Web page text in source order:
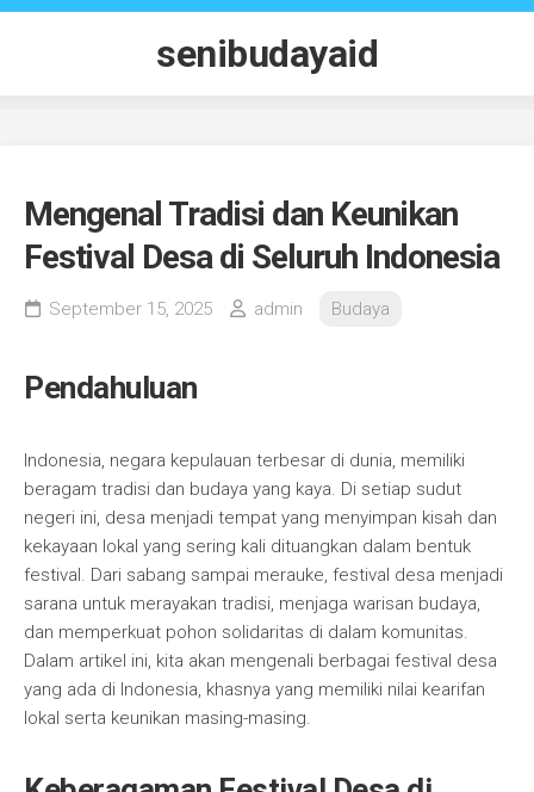
Skip
senibudayaid
Mengenal Tradisi dan Keunikan
Festival Desa di Seluruh Indonesia
September 15, 2025 admin Budaya
Pendahuluan
Indonesia, negara kepulauan terbesar di dunia, memiliki
beragam tradisi dan budaya yang kaya. Di setiap sudut
negeri ini, desa menjadi tempat yang menyimpan kisah dan
kekayaan lokal yang sering kali dituangkan dalam bentuk
festival. Dari sabang sampai merauke, festival desa menjadi
sarana untuk merayakan tradisi, menjaga warisan budaya,
dan memperkuat pohon solidaritas di dalam komunitas.
Dalam artikel ini, kita akan mengenali berbagai festival desa
yang ada di Indonesia, khasnya yang memiliki nilai kearifan
lokal serta keunikan masing-masing.